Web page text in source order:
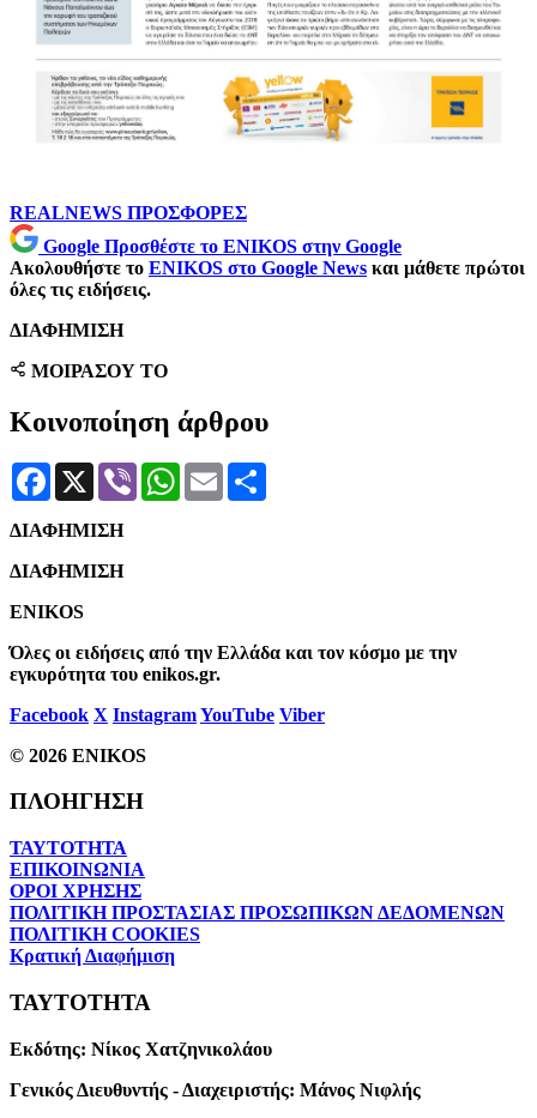
REALNEWS ΠΡΟΣΦΟΡΕΣ
Google Προσθέστε το ENIKOS στην Google
Ακολουθήστε το ENIKOS στο Google News και μάθετε πρώτοι
όλες τις ειδήσεις.
ΔΙΑΦΗΜΙΣΗ
ΜΟΙΡΑΣΟΥ ΤΟ
Κοινοποίηση άρθρου
Facebook
X Viber WhatsApp
Email
ΔΙΑΦΗΜΙΣΗ
ΔΙΑΦΗΜΙΣΗ
ENIKOS
Όλες οι ειδήσεις από την Ελλάδα και τον κόσμο με την
εγκυρότητα του enikos.gr.
Facebook X InstagramYouTube Viber
© 2026 ENIKOS
ΠΛΟΗΓΗΣΗ
ΤΑΥΤΟΤΗΤΑ
ΕΠΙΚΟΙΝΩΝΙΑ
ΟΡΟΙ ΧΡΗΣΗΣ
ΠΟΛΙΤΙΚΗ ΠΡΟΣΤΑΣΙΑΣ ΠΡΟΣΩΠΙΚΩΝ ΔΕΔΟΜΕΝΩΝ
ΠΟΛΙΤΙΚΗ COOKIES
Κρατική Διαφήμιση
ΤΑΥΤΟΤΗΤΑ
Εκδότης: Νίκος Χατζηνικολάου
Γενικός Διευθυντής - Διαχειριστής: Μάνος Νιφλής